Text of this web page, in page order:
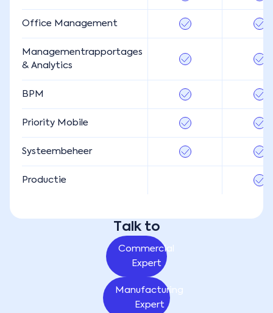
Office Management
Managementrapportages
& Analytics
BPM
Priority Mobile
Systeembeheer
Productie
Talk to
Commercial
Expert
Manufacturing
Expert